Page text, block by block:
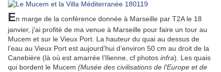
En marge de la conférence donnée à Marseille par T2A le 18
janvier, j'ai profité de ma venue à Marseille pour faire un tour au
Mucem et sur le Vieux Port. La hauteur du quai au dessus de
l’eau au Vieux Port est aujourd’hui d’environ 50 cm au droit de la
Canebière (là où est amarrée l’Ilienne, cf photos infra). Les quais
qui bordent le Mucem (Musée des civilisations de l'Europe et de